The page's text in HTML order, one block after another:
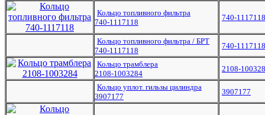
Кольцо топливного фильтра
740-1117118
740-1117118
Кольцо топливного фильтра / БРТ
740-1117118
740-1117118
Кольцо трамблера
2108-1003284
2108-
Кольцо уплот. гильзы цилиндра
3907177
3907177